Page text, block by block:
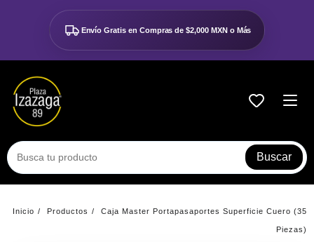
contenido
Envío Gratis en Compras de$2,000 MXN o Más
Buscar
Inicio Productos Caja Master Portapasaportes Superficie Cuero (35
Piezas)